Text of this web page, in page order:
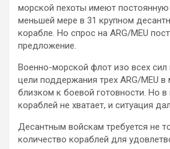
морской пехоты имеют постоянную
меньшей мере в 31 крупном
корабле. Но спрос на ARG/MEU
предложение.
Военно-морской флот изо всех сил
цели поддержания трех ARG/MEU в
близком к боевой готовности. Но
кораблей не хватает, и ситуация
Десантным войскам требуется не
количество кораблей для